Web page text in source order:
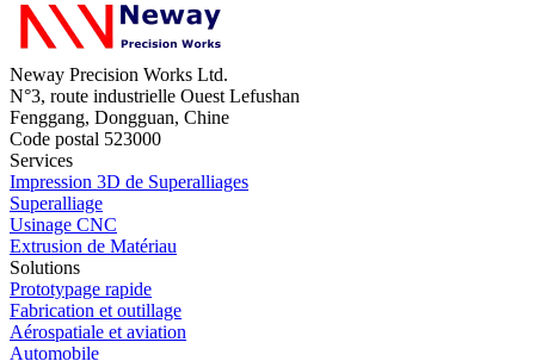
Neway Precision Works Ltd.
N°3, route industrielle Ouest Lefushan
Fenggang, Dongguan, Chine
Code postal 523000
Services
Impression 3D de Superalliages
Superalliage
Usinage CNC
Extrusion de Matériau
Solutions
Prototypage rapide
Fabrication et outillage
Aérospatiale et aviation
Automobile